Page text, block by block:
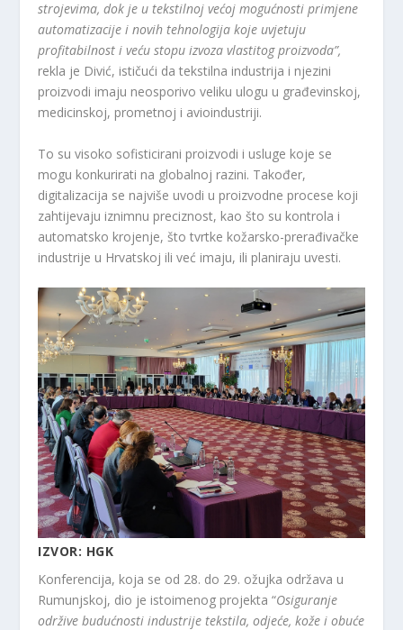
strojevima, dok je u tekstilnoj većoj mogućnosti primjene
automatizacije i novih tehnologija koje uvjetuju
profitabilnost i veću stopu izvoza vlastitog proizvoda”,
rekla je Divić, ističući da tekstilna industrija i njezini
proizvodi imaju neosporivo veliku ulogu u građevinskoj,
medicinskoj, prometnoj i avioindustriji.
To su visoko sofisticirani proizvodi i usluge koje se
mogu konkurirati na globalnoj razini. Također,
digitalizacija se najviše uvodi u proizvodne procese koji
zahtijevaju iznimnu preciznost, kao što su kontrola i
automatsko krojenje, što tvrtke kožarsko-prerađivačke
industrije u Hrvatskoj ili već imaju, ili planiraju uvesti.
IZVOR: HGK
Konferencija, koja se od 28. do 29. ožujka održava u
Rumunjskoj, dio je istoimenog projekta “Osiguranje
održive budućnosti industrije tekstila, odjeće, kože i obuće